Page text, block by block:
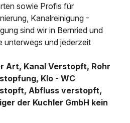
sowie Profis für
Kanalreinigung -
sind wir in Bernried und
unterwegs und jederzeit
Art, Kanal Verstopft, Rohr
Klo - WC
Abfluss verstopft,
der Kuchler GmbH kein